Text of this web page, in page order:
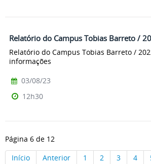
Relatório do Campus Tobias Barreto /
Relatório do Campus Tobias Barreto /
informações
03/08/23
12h30
Página 6 de 12
Início
Anterior 1 2 3 4